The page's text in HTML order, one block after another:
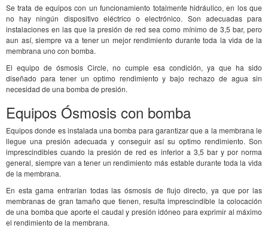
Se trata de equipos con un funcionamiento totalmente hidráulico, en los que
no hay ningún dispositivo eléctrico o electrónico. Son adecuadas para
instalaciones en las que la presión de red sea como mínimo de 3,5 bar, pero
aun así, siempre va a tener un mejor rendimiento durante toda la vida de la
membrana uno con bomba.
El equipo de ósmosis Circle, no cumple esa condición, ya que ha sido
diseñado para tener un optimo rendimiento y bajo rechazo de agua sin
necesidad de una bomba de presión.
Equipos Ósmosis con bomba
Equipos donde es instalada una bomba para garantizar que a la membrana le
llegue una presión adecuada y conseguir así su optimo rendimiento. Son
imprescindibles cuando la presión de red es inferior a 3,5 bar y por norma
general, siempre van a tener un rendimiento más estable durante toda la vida
de la membrana.
En esta gama entrarían todas las ósmosis de flujo directo, ya que por las
membranas de gran tamaño que tienen, resulta imprescindible la colocación
de una bomba que aporte el caudal y presión idóneo para exprimir al máximo
el rendimiento de la membrana.